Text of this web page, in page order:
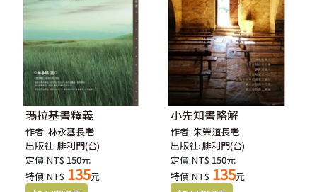
瑪拉基書釋義
作者:林永基長老
出版社:腓利門(台)
定價:NT$ 150元
特價:NT$ 135元
小先知書略解
作者:朱榮道長老
出版社:腓利門(台)
定價:NT$ 150元
特價:NT$ 135元